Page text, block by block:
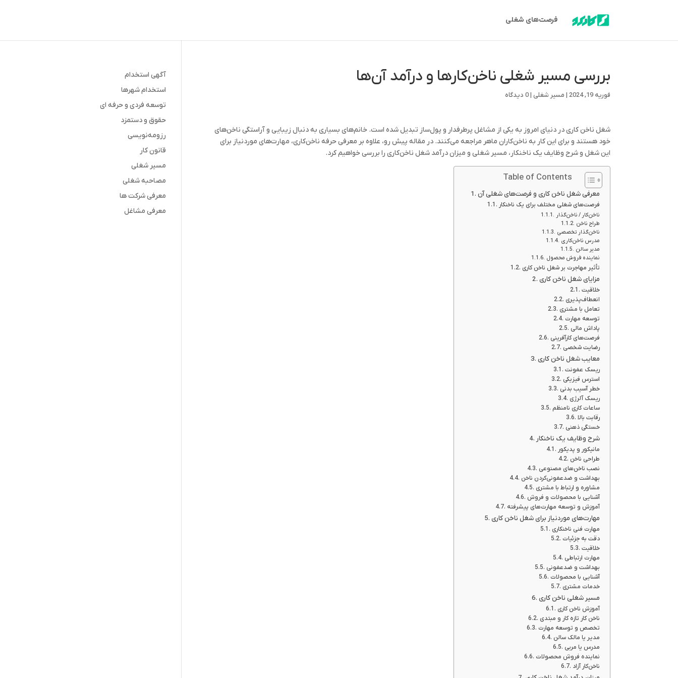
فرصت‌های شغلی
بررسی مسیر شغلی ناخن‌کارها و درآمد آن‌ها
فوریه 19, 2024 | مسیر شغلی |0 دیدگاه
شغل ناخن کاری در دنیای امروز به یکی از مشاغل پرطرفدار و پول‌ساز تبدیل شده است. خانم‌های بسیاری به دنبال زیبایی و آراستگی ناخن‌های
خود هستند و برای این کار به ناخن‌کاران ماهر مراجعه می‌کنند. در مقاله پیش رو، علاوه بر معرفی حرفه ناخن‌کاری، مهارت‌های موردنیاز برای
این شغل و شرح وظایف یک ناخنکار، مسیر شغلی و میزان درآمد شغل ناخن‌کاری را بررسی خواهیم کرد.
Table of Contents
معرفی شغل ناخن کاری و فرصت‌های شغلی آن
فرصت‌های شغلی مختلف برای یک ناخنکار
ناخن‌کار / ناخن‌گذار
طراح ناخن
ناخن‌گذار تخصصی
مدرس ناخن‌کاری
مدیر سالن
نماینده فروش محصول
تأثیر مهاجرت بر شغل ناخن کاری
مزایای شغل ناخن کاری
خلاقیت
انعطاف‌پذیری
تعامل با مشتری
توسعه مهارت
پاداش مالی
فرصت‌های کارآفرینی
رضایت شخصی
معایب شغل ناخن کاری
ریسک عفونت
استرس فیزیکی
خطر آسیب بدنی
ریسک آلرژی
ساعات کاری نامنظم
رقابت بالا
خستگی ذهنی
شرح وظایف یک ناخنکار
مانیکور و پدیکور
طراحی ناخن
نصب ناخن‌های مصنوعی
بهداشت و ضدعفونی‌کردن ناخن
مشاوره و ارتباط با مشتری
آشنایی با محصولات و فروش
آموزش و توسعه مهارت‌های پیشرفته
مهارت‌های موردنیاز برای شغل ناخن کاری
مهارت فنی ناخنکاری
دقت به جزئیات
خلاقیت
مهارت ارتباطی
بهداشت و ضدعفونی
آشنایی با محصولات
خدمات مشتری
مسیر شغلی ناخن کاری
آموزش ناخن کاری
ناخن کار تازه کار و مبتدی
تخصص و توسعه مهارت
مدیر یا مالک سالن
مدرس یا مربی
نماینده فروش محصولات
ناخن‌کار آزاد
آگهی استخدام
استخدام شهرها
توسعه فردی و حرفه ای
حقوق و دستمزد
رزومه‌نویسی
قانون کار
مسیر شغلی
مصاحبه شغلی
معرفی شرکت ها
معرفی مشاغل